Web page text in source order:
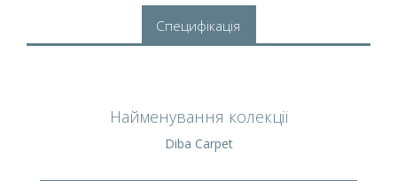
Специфікація
Найменування колекції
Diba Carpet